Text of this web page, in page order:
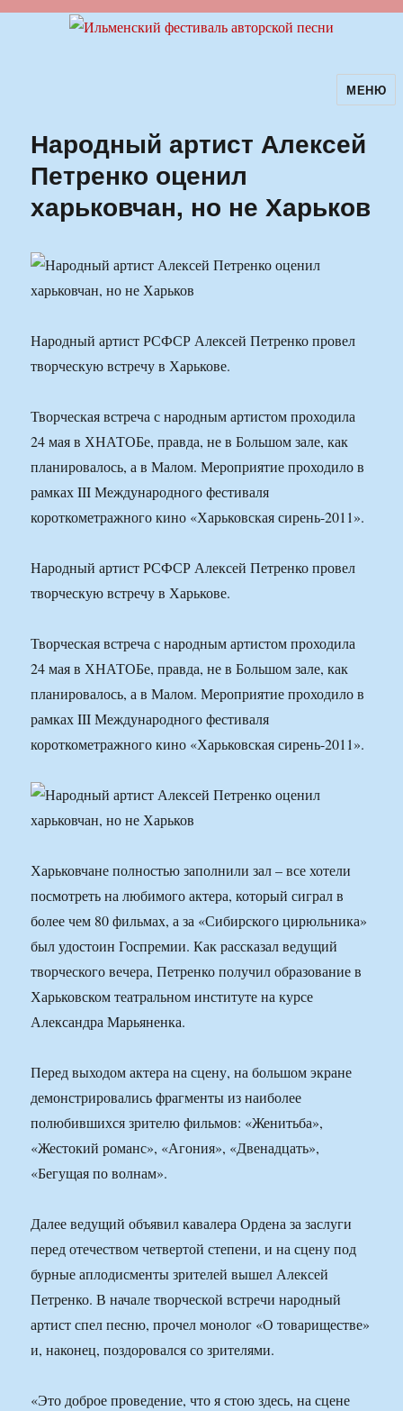
Ильменский фестиваль авторскойМЕНЮ
Народный артист Алексей
Петренко оценил
харьковчан, но не Харьков
Народный артист РСФСР Алексей Петренко провел
творческую встречу в Харькове.
Творческая встреча с народным артистом проходила
24 мая в ХНАТОБе, правда, не в Большом зале, как
планировалось, а в Малом. Мероприятие проходило в
рамках III Международного фестиваля
короткометражного кино «Харьковская сирень-2011».
Народный артист РСФСР Алексей Петренко провел
творческую встречу в Харькове.
Творческая встреча с народным артистом проходила
24 мая в ХНАТОБе, правда, не в Большом зале, как
планировалось, а в Малом. Мероприятие проходило в
рамках III Международного фестиваля
короткометражного кино «Харьковская сирень-2011».
Харьковчане полностью заполнили зал – все хотели
посмотреть на любимого актера, который сиграл в
более чем 80 фильмах, а за «Сибирского цирюльника»
был удостоин Госпремии. Как рассказал ведущий
творческого вечера, Петренко получил образование в
Харьковском театральном институте на курсе
Александра Марьяненка.
Перед выходом актера на сцену, на большом экране
демонстрировались фрагменты из наиболее
полюбившихся зрителю фильмов: «Женитьба»,
«Жестокий романс», «Агония», «Двенадцать»,
«Бегущая по волнам».
Далее ведущий объявил кавалера Ордена за заслуги
перед отечеством четвертой степени, и на сцену под
бурные аплодисменты зрителей вышел Алексей
Петренко. В начале творческой встречи народный
артист спел песню, прочел монолог «О товариществе»
и, наконец, поздоровался со зрителями.
«Это доброе проведение, что я стою здесь, на сцене